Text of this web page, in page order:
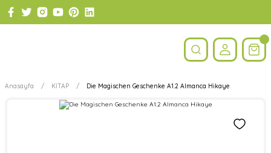
Anasayfa KİTAP Die Magischen Geschenke A1.2 Almanca Hikaye